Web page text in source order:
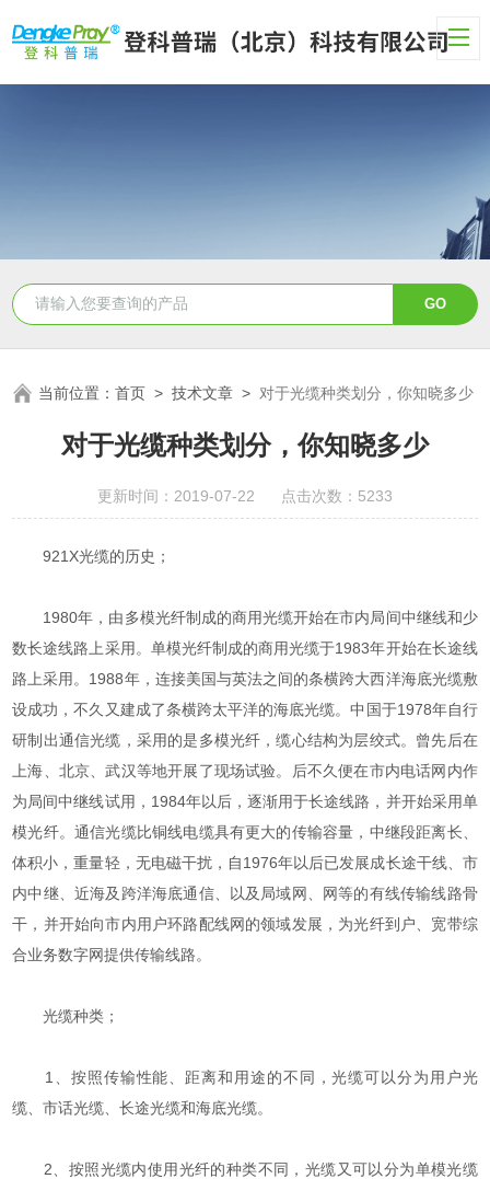
当前位置：首页 >技术文章 > 对于光缆种类划分，你知晓多少
对于光缆种类划分，你知晓多少
更新时间：2019-07-22 点击次数：5233
921X光缆的历史；
1980年，由多模光纤制成的商用光缆开始在市内局间中继线和少
数长途线路上采用。单模光纤制成的商用光缆于1983年开始在长途线
路上采用。1988年，连接美国与英法之间的条横跨大西洋海底光缆敷
设成功，不久又建成了条横跨太平洋的海底光缆。中国于1978年自行
研制出通信光缆，采用的是多模光纤，缆心结构为层绞式。曾先后在
上海、北京、武汉等地开展了现场试验。后不久便在市内电话网内作
为局间中继线试用，1984年以后，逐渐用于长途线路，并开始采用单
模光纤。通信光缆比铜线电缆具有更大的传输容量，中继段距离长、
体积小，重量轻，无电磁干扰，自1976年以后已发展成长途干线、市
内中继、近海及跨洋海底通信、以及局域网、网等的有线传输线路骨
干，并开始向市内用户环路配线网的领域发展，为光纤到户、宽带综
合业务数字网提供传输线路。
光缆种类；
1、按照传输性能、距离和用途的不同，光缆可以分为用户光
缆、市话光缆、长途光缆和海底光缆。
2、按照光缆内使用光纤的种类不同，光缆又可以分为单模光缆